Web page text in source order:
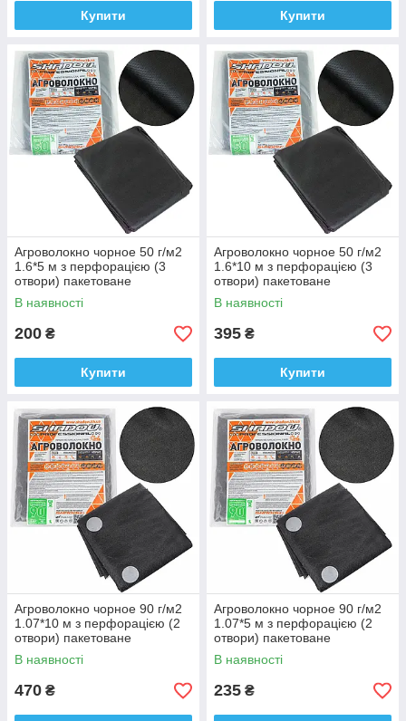
Купити Купити
Агроволокно чорное 50 г/м2
1.6*5 м з перфорацією (3
отвори) пакетоване
В наявності
200 ₴
Купити
Агроволокно чорное 50 г/м2
1.6*10 м з перфорацією (3
отвори) пакетоване
В наявності
395 ₴
Купити
Агроволокно чорное 90 г/м2
1.07*10 м з перфорацією (2
отвори) пакетоване
В наявності
470 ₴
Агроволокно чорное 90 г/м2
1.07*5 м з перфорацією (2
отвори) пакетоване
В наявності
235 ₴